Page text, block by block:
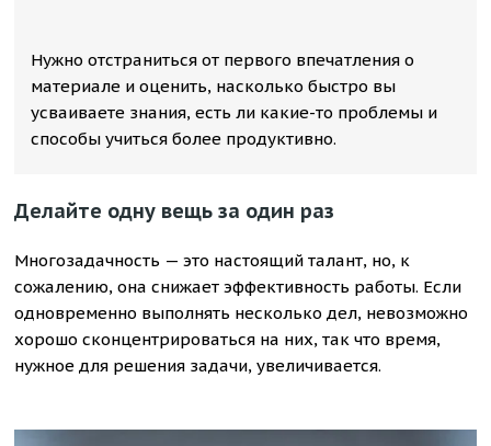
Нужно отстраниться от первого впечатления о
материале и оценить, насколько быстро вы
усваиваете знания, есть ли какие-то проблемы и
способы учиться более продуктивно.
Делайте одну вещь за один раз
Многозадачность — это настоящий талант, но, к
сожалению, она снижает эффективность работы. Если
одновременно выполнять несколько дел, невозможно
хорошо сконцентрироваться на них, так что время,
нужное для решения задачи, увеличивается.